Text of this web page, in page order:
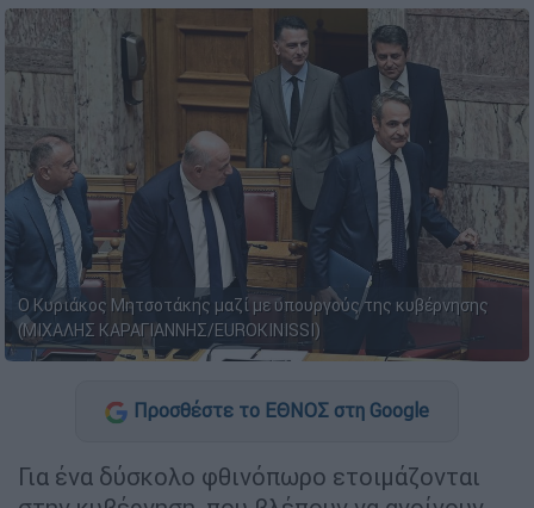
Ο Κυριάκος Μητσοτάκης μαζί με υπουργούς της κυβέρνησης
(ΜΙΧΑΛΗΣ ΚΑΡΑΓΙΑΝΝΗΣ/EUROKINISSI)
Προσθέστε το ΕΘΝΟΣ στη Google
Για ένα δύσκολο φθινόπωρο ετοιμάζονται